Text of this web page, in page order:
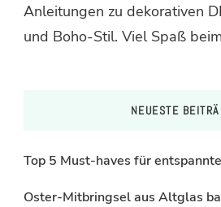
Anleitungen zu dekorativen
und Boho-Stil. Viel Spaß
NEUESTE
Top 5 Must-haves für
Oster-Mitbringsel aus Altglas